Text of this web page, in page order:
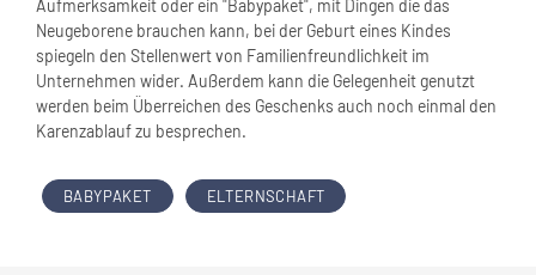
Aufmerksamkeit oder ein "Babypaket", mit Dingen die das
Neugeborene brauchen kann, bei der Geburt eines Kindes
spiegeln den Stellenwert von Familienfreundlichkeit im
Unternehmen wider. Außerdem kann die Gelegenheit genutzt
werden beim Überreichen des Geschenks auch noch einmal den
Karenzablauf zu besprechen.
BABYPAKET ELTERNSCHAFT